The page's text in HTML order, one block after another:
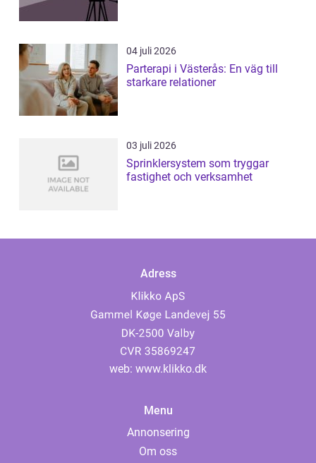
04 juli 2026
Parterapi i Västerås: En väg till
starkare relationer
03 juli 2026
Sprinklersystem som tryggar
fastighet och verksamhet
Adress
web: www.klikko.dk
Menu
Annonsering
Om oss